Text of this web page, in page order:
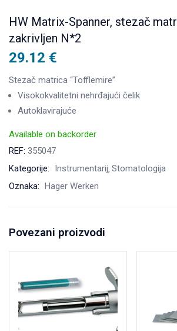
HW Matrix-Spanner, stezač
zakrivljen N*2
29.12 €
Stezač matrica “Tofflemire”
Visokokvalitetni nehrđajući čelik
Autoklavirajuće
Available on backorder
REF: 355047
Kategorije:
Instrumentarij Stomatologija
Oznaka: Hager Werken
Povezani proizvodi